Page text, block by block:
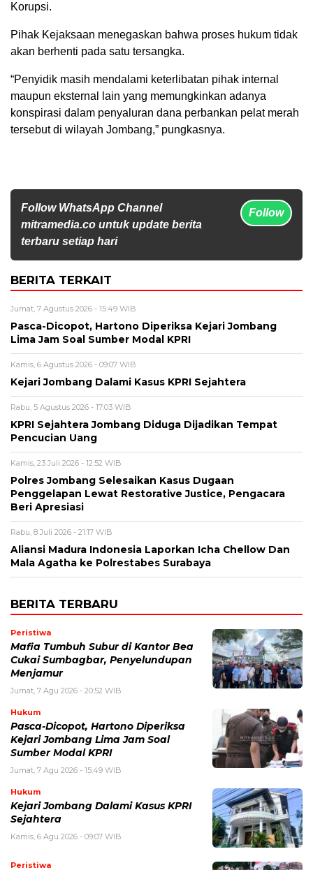
Korupsi.
Pihak Kejaksaan menegaskan bahwa proses hukum tidak
akan berhenti pada satu tersangka.
“Penyidik masih mendalami keterlibatan pihak internal
maupun eksternal lain yang memungkinkan adanya
konspirasi dalam penyaluran dana perbankan pelat merah
tersebut di wilayah Jombang,” pungkasnya.
Follow WhatsApp Channel
mitramedia.co untuk update berita
terbaru setiap hari
Follow
BERITA TERKAIT
Jumat, 7 Agustus 2026 - 15:49 WIB
Pasca-Dicopot, Hartono Diperiksa Kejari Jombang
Lima Jam Soal Sumber Modal KPRI
Kamis, 6 Agustus 2026 - 09:07 WIB
Kejari Jombang Dalami Kasus KPRI Sejahtera
Rabu, 5 Agustus 2026 - 17:03 WIB
KPRI Sejahtera Jombang Diduga Dijadikan Tempat
Pencucian Uang
Kamis, 23 Juli 2026 - 12:52 WIB
Polres Jombang Selesaikan Kasus Dugaan
Penggelapan Lewat Restorative Justice, Pengacara
Beri Apresiasi
Rabu, 8 Juli 2026 - 21:17 WIB
Aliansi Madura Indonesia Laporkan Icha Chellow Dan
Mala Agatha ke Polrestabes Surabaya
BERITA TERBARU
Peristiwa
Mafia Tumbuh Subur di Kantor Bea
Cukai Sumbagbar, Penyelundupan
Menjamur
Jumat, 7 Agu 2026 - 20:52 WIB
Hukum
Pasca-Dicopot, Hartono Diperiksa
Kejari Jombang Lima Jam Soal
Sumber Modal KPRI
Jumat, 7 Agu 2026 - 15:49 WIB
Hukum
Kejari Jombang Dalami Kasus KPRI
Sejahtera
Kamis, 6 Agu 2026 - 09:07 WIB
Peristiwa